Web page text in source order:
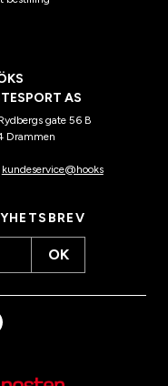
AS
gate 56 B
Drammen
kundeservice@hooks
OK